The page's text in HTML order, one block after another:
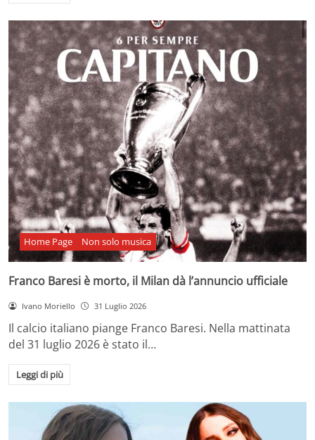
Home Page Non solo musica
Franco Baresi è morto, il Milan dà l’annuncio ufficiale
Ivano Moriello 31 Luglio 2026
Il calcio italiano piange Franco Baresi. Nella mattinata
del 31 luglio 2026 è stato il…
Leggi di più